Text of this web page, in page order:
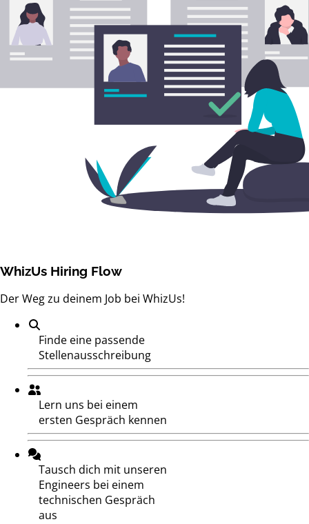
WhizUs Hiring Flow
Der Weg zu deinem Job bei WhizUs!
Finde eine passende
Stellenausschreibung
Lern uns bei einem
ersten Gespräch kennen
Tausch dich mit unseren
Engineers bei einem
technischen Gespräch
aus